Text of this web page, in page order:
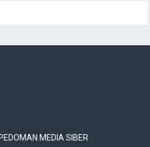
MEDIA SIBER